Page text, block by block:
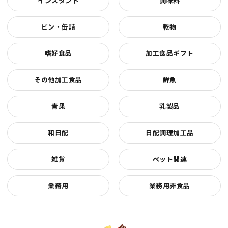
ビン・缶詰 乾物
嗜好食品 加工食品ギフト
その他加工食品 鮮魚
青果 乳製品
和日配 日配調理加工品
雑貨 ペット関連
業務用 業務用非食品